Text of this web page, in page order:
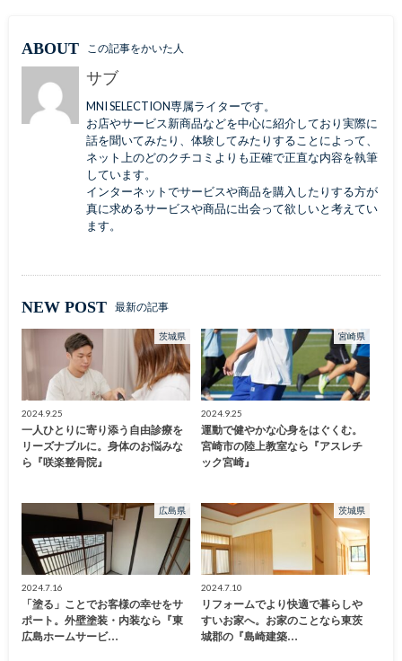
ABOUT この記事をかいた人
サブ
MNI SELECTION専属ライターです。
お店やサービス新商品などを中心に紹介しており実際に
話を聞いてみたり、体験してみたりすることによって、
ネット上のどのクチコミよりも正確で正直な内容を執筆
しています。
インターネットでサービスや商品を購入したりする方が
真に求めるサービスや商品に出会って欲しいと考えてい
ます。
NEW POST 最新の記事
茨城県
2024.9.25
一人ひとりに寄り添う自由診療を
リーズナブルに。身体のお悩みな
ら『咲楽整骨院』
宮崎県
2024.9.25
運動で健やかな心身をはぐくむ。
宮崎市の陸上教室なら『アスレチ
ック宮崎』
広島県
2024.7.16
「塗る」ことでお客様の幸せをサ
ポート。外壁塗装・内装なら『東
広島ホームサービ…
茨城県
2024.7.10
リフォームでより快適で暮らしや
すいお家へ。お家のことなら東茨
城郡の『島崎建築…